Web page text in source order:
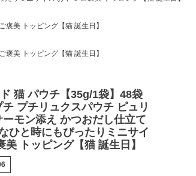
美 トッピング【猫 誕生日】
美 トッピング【猫 誕生日】
猫 パウチ【35g/1袋】48袋
プチリュクスパウチ ピュリ
モン添え かつおだし仕立て
ひと時にもぴったりミニサイ
美 トッピング【猫 誕生日】